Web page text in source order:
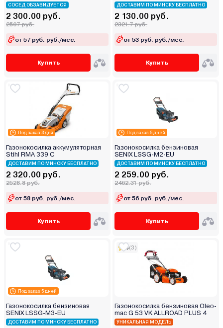
СОСЕД ОБЗАВИДУЕТСЯ
2 300.00 руб.
2507 руб.
от 57 руб. руб./мес.
Купить
ДОСТАВИМ ПО МИНСКУ БЕСПЛАТНО
2 130.00 руб.
2321.7 руб.
от 53 руб. руб./мес.
Купить
Под заказ 3 дня
Газонокосилка аккумуляторная
Stihl RMA 339 C
ДОСТАВИМ ПО МИНСКУ БЕСПЛАТНО
2 320.00 руб.
2528.8 руб.
от 58 руб. руб./мес.
Купить
Под заказ 5 дней
Газонокосилка бензиновая
SENIX LSSG-M2-EU
ДОСТАВИМ ПО МИНСКУ БЕСПЛАТНО
2 259.00 руб.
2462.31 руб.
от 56 руб. руб./мес.
Купить
Под заказ 5 дней
Газонокосилка бензиновая
SENIX LSSG-M3-EU
ДОСТАВИМ ПО МИНСКУ БЕСПЛАТНО
5(3)
Газонокосилка бензиновая Oleo-
mac G 53 VK ALLROAD PLUS 4
УНИКАЛЬНАЯ МОДЕЛЬ